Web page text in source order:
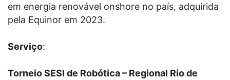
em energia renovável onshore no país, adquirida
pela Equinor em 2023.
Serviço:
Torneio SESI de Robótica – Regional Rio de